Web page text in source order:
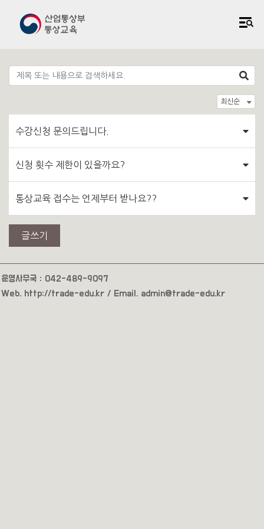
수강신청 문의드립니다.
신청 횟수 제한이 있을까요?
통상교육 접수는 언제부터 받나요??
글쓰기
운영사무국 : 042-489-9097
Web. http://trade-edu.kr / Email . admin@trade-edu.kr